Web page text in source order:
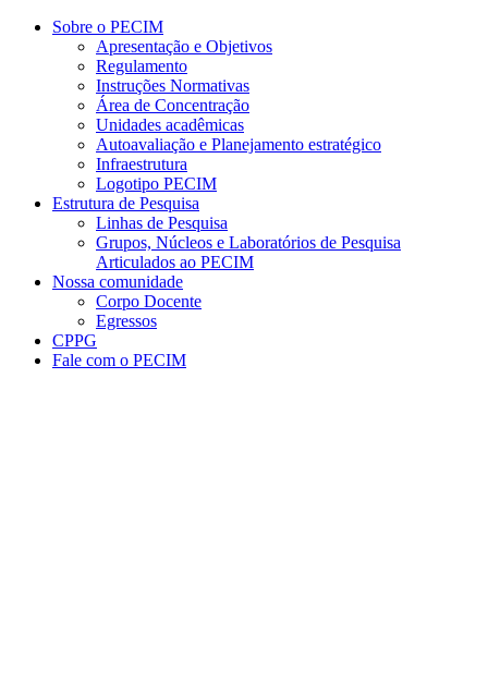
Conteúdo principal Menu principal
Sobre o PECIM
Apresentação e Objetivos
Regulamento
Instruções Normativas
Área de Concentração
Unidades acadêmicas
Autoavaliação e Planejamento estratégico
Infraestrutura
Logotipo PECIM
Estrutura de Pesquisa
Linhas de Pesquisa
Grupos, Núcleos e Laboratórios de Pesquisa
Articulados ao PECIM
Nossa comunidade
Corpo Docente
Egressos
CPPG
Fale com o PECIM